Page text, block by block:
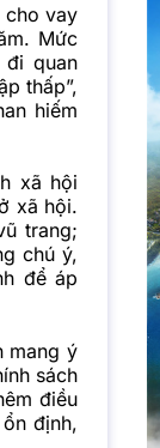
cho vay
Mức
đi quan
thấp”,
hiếm
xã hội
xã hội.
trang;
chú ý,
để áp
mang ý
sách
điều
định,